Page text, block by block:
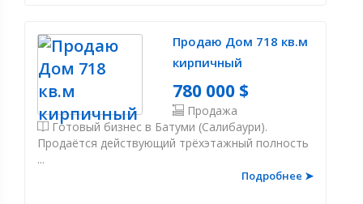
Продаю Дом 718 кв.м
кирпичный
780 000 $
Продажа
Готовый бизнес в Батуми (Салибаури).
Продаётся действующий трёхэтажный полность
...
Подробнее ➤